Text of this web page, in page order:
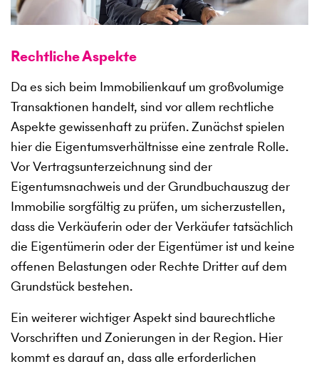
Rechtliche Aspekte
Da es sich beim Immobilienkauf um großvolumige
Transaktionen handelt, sind vor allem rechtliche
Aspekte gewissenhaft zu prüfen. Zunächst spielen
hier die Eigentumsverhältnisse eine zentrale Rolle.
Vor Vertragsunterzeichnung sind der
Eigentumsnachweis und der Grundbuchauszug der
Immobilie sorgfältig zu prüfen, um sicherzustellen,
dass die Verkäuferin oder der Verkäufer tatsächlich
die Eigentümerin oder der Eigentümer ist und keine
offenen Belastungen oder Rechte Dritter auf dem
Grundstück bestehen.
Ein weiterer wichtiger Aspekt sind baurechtliche
Vorschriften und Zonierungen in der Region. Hier
kommt es darauf an, dass alle erforderlichen